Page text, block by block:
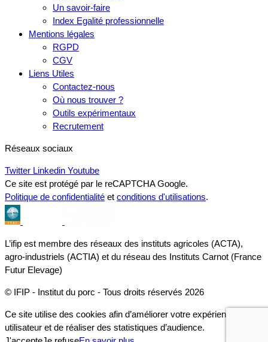
Un savoir-faire
Index Egalité professionnelle
Mentions légales
RGPD
CGV
Liens Utiles
Contactez-nous
Où nous trouver ?
Outils expérimentaux
Recrutement
Réseaux sociaux
Twitter Linkedin Youtube
Ce site est protégé par le reCAPTCHA Google.
Politique de confidentialité et conditions d'utilisations.
L’ifip est membre des réseaux des instituts agricoles (ACTA),
agro-industriels (ACTIA) et du réseau des Instituts Carnot (France
Futur Elevage)
© IFIP - Institut du porc - Tous droits réservés 2026
Ce site utilise des cookies afin d’améliorer votre expérience
utilisateur et de réaliser des statistiques d’audience.